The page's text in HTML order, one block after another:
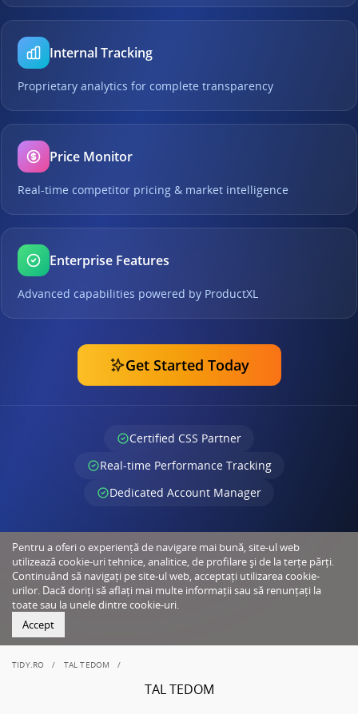
Internal Tracking
Proprietary analytics for complete transparency
Price Monitor
Real-time competitor pricing & market intelligence
Enterprise Features
Advanced capabilities powered by ProductXL
Get Started Today
Certified CSS Partner
Real-time Performance Tracking
Dedicated Account Manager
Pentru a oferi o experiență de navigare mai bună, site-ul web
utilizează cookie-uri tehnice, analitice, de profilare și de la terțe părți.
Continuând să navigați pe site-ul web, acceptați utilizarea cookie-
urilor. Dacă doriți să aflați mai multe informații sau să renunțați la
toate sau la unele dintre cookie-uri.
Accept
TIDY.RO TAL TEDOM
TAL TEDOM